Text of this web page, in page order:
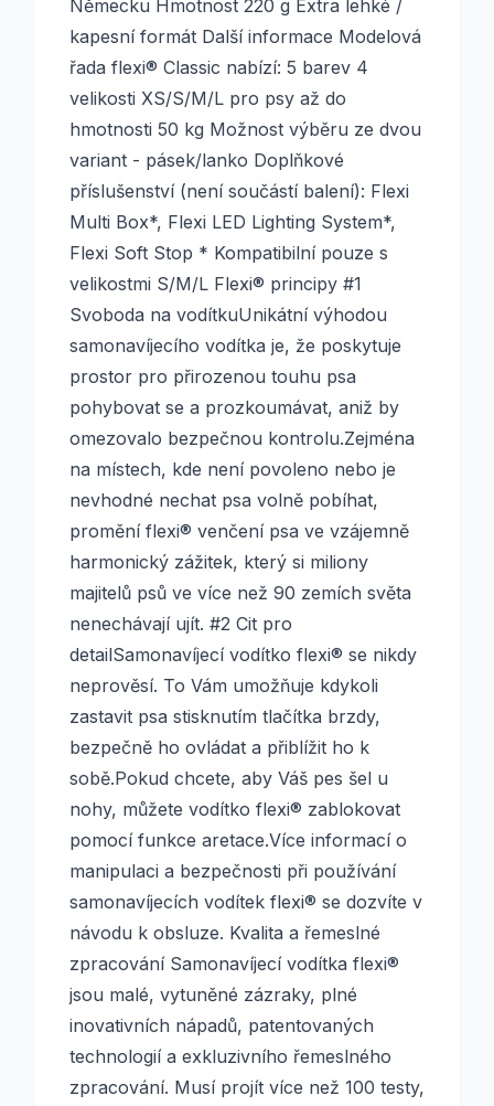
Německu Hmotnost 220 g Extra lehké /
kapesní formát Další informace Modelová
řada flexi® Classic nabízí: 5 barev 4
velikosti XS/S/M/L pro psy až do
hmotnosti 50 kg Možnost výběru ze dvou
variant - pásek/lanko Doplňkové
příslušenství (není součástí balení): Flexi
Multi Box*, Flexi LED Lighting System*,
Flexi Soft Stop * Kompatibilní pouze s
velikostmi S/M/L Flexi® principy #1
Svoboda na vodítkuUnikátní výhodou
samonavíjecího vodítka je, že poskytuje
prostor pro přirozenou touhu psa
pohybovat se a prozkoumávat, aniž by
omezovalo bezpečnou kontrolu.Zejména
na místech, kde není povoleno nebo je
nevhodné nechat psa volně pobíhat,
promění flexi® venčení psa ve vzájemně
harmonický zážitek, který si miliony
majitelů psů ve více než 90 zemích světa
nenechávají ujít. #2 Cit pro
detailSamonavíjecí vodítko flexi® se nikdy
neprověsí. To Vám umožňuje kdykoli
zastavit psa stisknutím tlačítka brzdy,
bezpečně ho ovládat a přiblížit ho k
sobě.Pokud chcete, aby Váš pes šel u
nohy, můžete vodítko flexi® zablokovat
pomocí funkce aretace.Více informací o
manipulaci a bezpečnosti při používání
samonavíjecích vodítek flexi® se dozvíte v
návodu k obsluze. Kvalita a řemeslné
zpracování Samonavíjecí vodítka flexi®
jsou malé, vytuněné zázraky, plné
inovativních nápadů, patentovaných
technologií a exkluzivního řemeslného
zpracování. Musí projít více než 100 testy,